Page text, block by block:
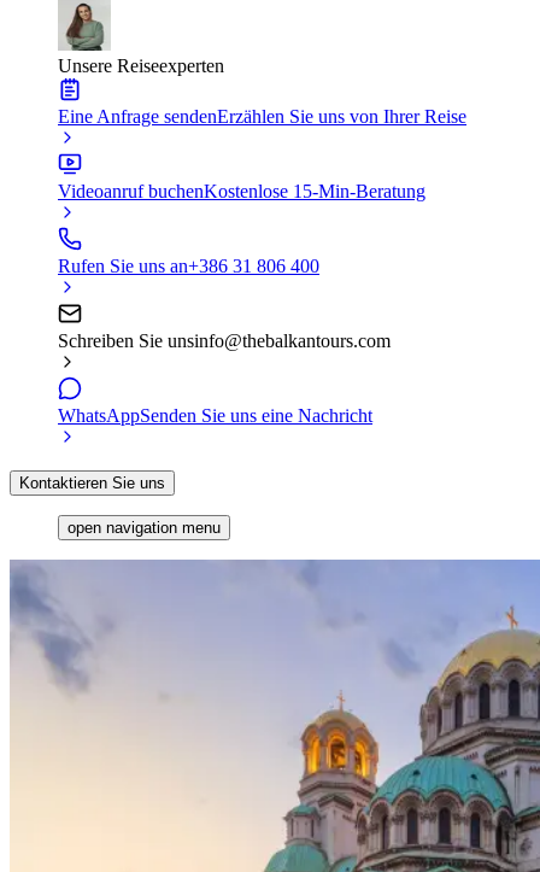
Unsere Reiseexperten
Eine Anfrage sendenErzählen Sie uns von Ihrer Reise
Videoanruf buchenKostenlose 15-Min-Beratung
Rufen Sie uns an+386 31 806 400
Schreiben Sie unsinfo@thebalkantours.com
WhatsAppSenden Sie uns eine Nachricht
Kontaktieren Sie uns
open navigation menu